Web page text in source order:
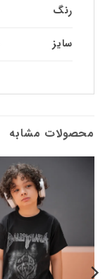
رنگ
سایز
محصولات مشابه